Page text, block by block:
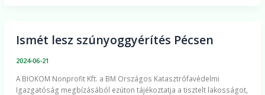
Ismét lesz szúnyoggyérítés Pécsen
2024-06-21
A BIOKOM Nonprofit Kft. a BM Országos Katasztrófavédelmi
Igazgatóság megbízásából ezúton tájékoztatja a tisztelt lakosságot,
Ismét
Pécsen